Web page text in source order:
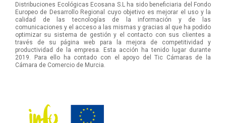
Distribuciones Ecológicas Ecosana S.L ha sido beneficiaria del Fondo
Europeo de Desarrollo Regional cuyo objetivo es mejorar el uso y la
calidad de las tecnologías de la información y de las
comunicaciones y el acceso a las mismas y gracias al que ha podido
optimizar su sistema de gestión y el contacto con sus clientes a
través de su página web para la mejora de competitividad y
productividad de la empresa. Esta acción ha tenido lugar durante
2019. Para ello ha contado con el apoyo del Tic Cámaras de la
Cámara de Comercio de Murcia.